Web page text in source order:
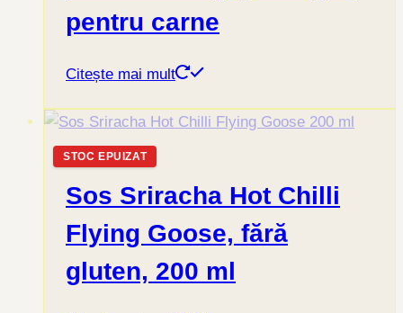
pentru carne
Citește mai mult
STOC EPUIZAT
Sos Sriracha Hot Chilli
Flying Goose, fără
gluten, 200 ml